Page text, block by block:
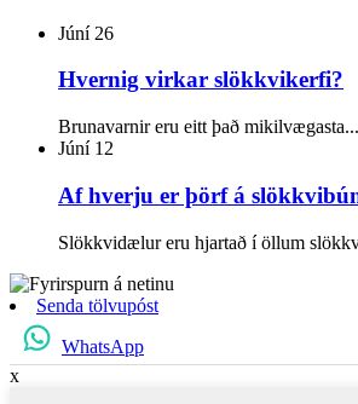
Júní 26
Hvernig virkar slökkvikerfi?
Brunavarnir eru eitt það mikilvægasta...
Júní 12
Af hverju er þörf á
Slökkvidælur eru hjartað í öllum
Senda tölvupóst
WhatsApp
x